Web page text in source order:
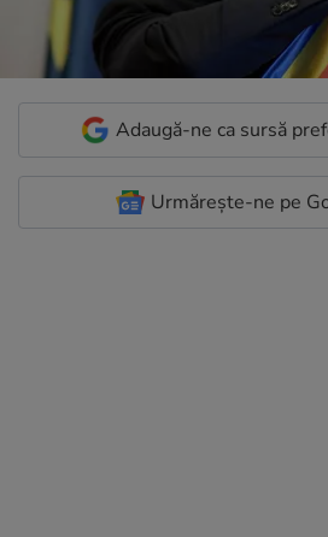
Adaugă-ne ca sursă
Urmărește-ne pe